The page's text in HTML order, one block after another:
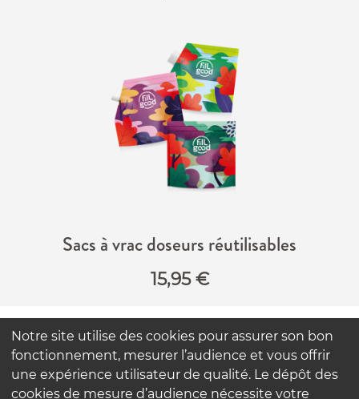
Sacs à vrac doseurs réutilisables
15,95€
FAQ
Contactez-nous
Nos engagements
Notre site utilise des cookies pour assurer son bon
fonctionnement, mesurer l’audience et vous offrir
une expérience utilisateur de qualité. Le dépôt des
cookies de mesure d’audience nécessite votre